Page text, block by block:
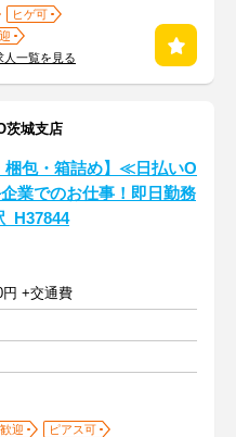
ヒゲ可
人一覧を見る
茨城支店
梱包・箱詰め】≪日払いO
業でのお仕事！即日勤務
円 +交通費
迎
ピアス可